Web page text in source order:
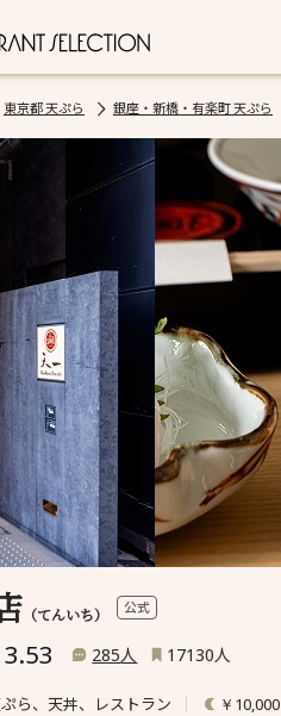
東京都 天ぷら 銀座・新橋・有楽町 天ぷら
（てんいち） 公式
3.53 285人 17130人
ら、天丼、レストラン ￥